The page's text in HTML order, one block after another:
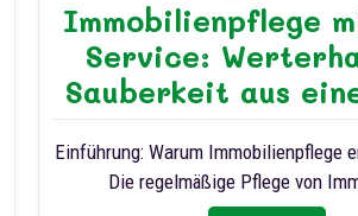
Immobilienpflege
Service:
Sauberkeit aus
Einführung: Warum Immobilienpflege
Die regelmäßige Pflege von